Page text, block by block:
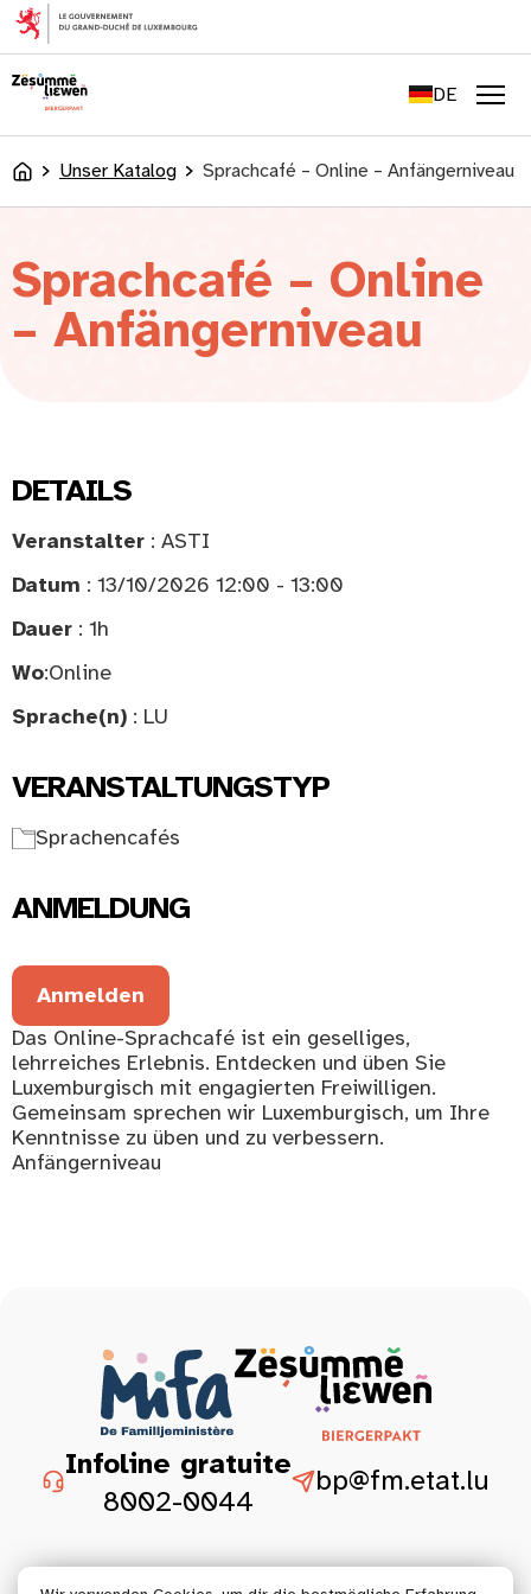
springen
DE
LU
AccueilUnser Katalog Sprachcafé – Online – Anfängerniveau
Sprachcafé – Online
– Anfängerniveau
DETAILS
Veranstalter : ASTI
Datum : 13/10/2026 12:00 - 13:00
Dauer : 1h
Wo:Online
Sprache(n) : LU
VERANSTALTUNGSTYP
Sprachencafés
ANMELDUNG
Anmelden
Das Online-Sprachcafé ist ein geselliges,
lehrreiches Erlebnis. Entdecken und üben Sie
Luxemburgisch mit engagierten Freiwilligen.
Gemeinsam sprechen wir Luxemburgisch, um Ihre
Kenntnisse zu üben und zu verbessern.
Anfängerniveau
Infoline gratuite
8002-0044
bp@fm.etat.lu